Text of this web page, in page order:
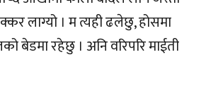
लाग्यो । म त्यही ढलेछु, होसमा
बेडमा रहेछु । अनि वरिपरि माईती